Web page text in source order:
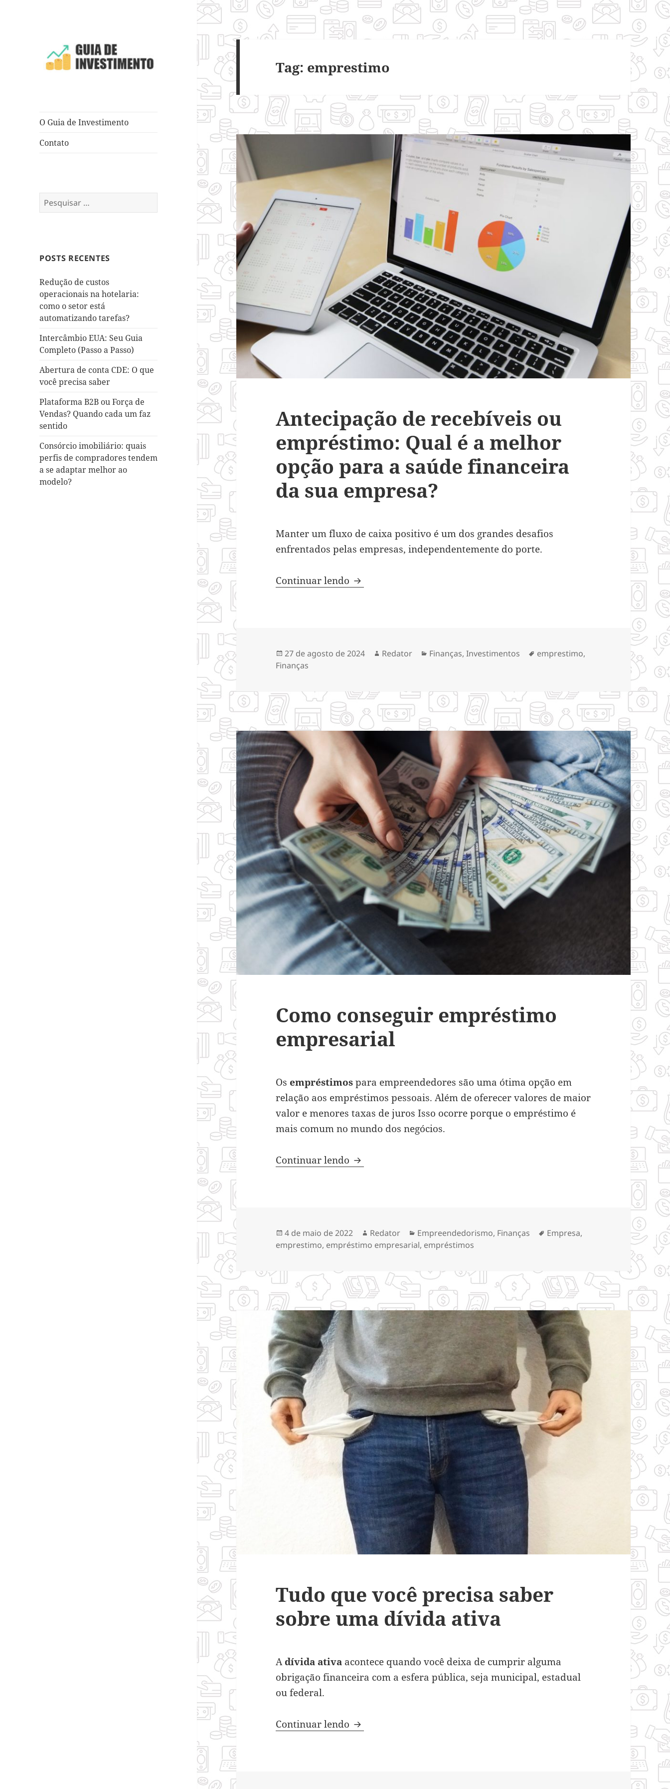
O Guia de Investimento
Contato
Pesquisar
por:
POSTS RECENTES
Redução de custos
operacionais na hotelaria:
como o setor está
automatizando tarefas?
Intercâmbio EUA: Seu Guia
Completo (Passo a Passo)
Abertura de conta CDE: O que
você precisa saber
Plataforma B2B ou Força de
Vendas? Quando cada um faz
sentido
Consórcio imobiliário: quais
perfis de compradores tendem
a se adaptar melhor ao
modelo?
Tag: emprestimo
Antecipação de recebíveis ou
empréstimo: Qual é a melhor
opção para a saúde financeira
da sua empresa?
Manter um fluxo de caixa positivo é um dos grandes desafios
enfrentados pelas empresas, independentemente do porte.
Continuar lendo Antecipação de recebíveis ou empréstimo: Qual é a melhor opção
Publicado
em
27 de agosto de 2024 Autor
Redator Categorias
Finanças,Investimentos Tags
emprestimo,
Finanças
Como conseguir empréstimo
empresarial
Os empréstimospara empreendedores são uma ótima opção em
relação aos empréstimos pessoais. Além de oferecer valores de maior
valor e menores taxas de juros Isso ocorre porque o empréstimo é
mais comum no mundo dos negócios.
Continuar lendo Como conseguir empréstimo empresarial
Publicado
em
4 de maio de 2022 Autor
Redator Categorias
Empreendedorismo, Finanças Tags
Empresa,
emprestimo, empréstimo empresarial, empréstimos
Tudo que você precisa saber
sobre uma dívida ativa
Adívida ativa acontece quando você deixa de cumprir alguma
obrigação financeira com a esfera pública, seja municipal, estadual
ou federal.
Continuar lendo Tudo que você precisa saber sobre uma dívida ativa